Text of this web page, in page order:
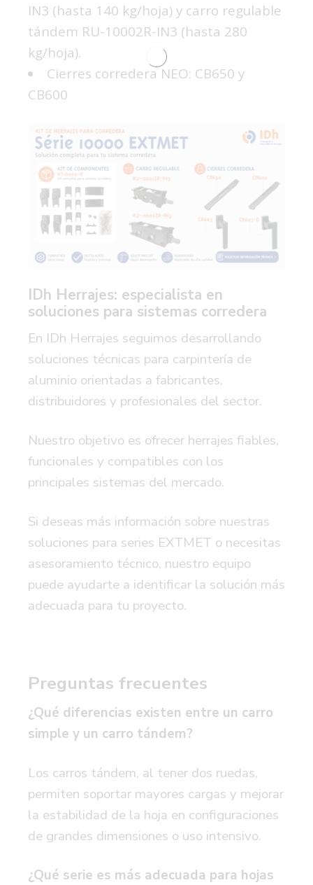
IN3 (hasta 140 kg/hoja) y carro regulable
tándem RU-10002R-IN3 (hasta 280
kg/hoja).
Cierres corredera NEO: CB650 y
CB600
IDh Herrajes: especialista en
soluciones para sistemas corredera
En IDh Herrajes seguimos desarrollando
soluciones técnicas para carpintería de
aluminio orientadas a fabricantes,
distribuidores y profesionales del sector.
Nuestro objetivo es ofrecer herrajes fiables,
funcionales y compatibles con los
principales sistemas del mercado.
Si deseas más información sobre nuestras
soluciones para series EXTMET o necesitas
asesoramiento técnico, nuestro equipo
puede ayudarte a identificar la solución más
adecuada para tu proyecto.
Preguntas frecuentes
¿Qué diferencias existen entre un carro
simple y un carro tándem?
Los carros tándem, al tener dos ruedas,
permiten soportar mayores cargas y mejorar
la estabilidad de la hoja en configuraciones
de grandes dimensiones o uso intensivo.
¿Qué serie es más adecuada para hojas